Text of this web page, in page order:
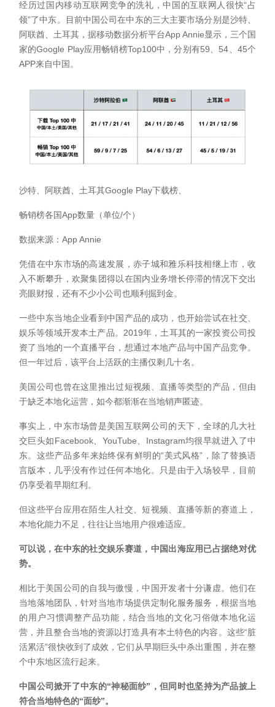
经历过国内移动互联网竞争的洗礼，中国的互联网人很快“占
领”了中东。目前中国公司在中东的三大主要市场分别是沙特、
阿联酋、土耳其，据移动数据分析平台App Annie显示，三个国
家的Google Play应用畅销榜Top100中，分别有59、54、45个
APP来自中国。
沙特、阿联酋、土耳其Google Play下载榜、
畅销榜各国App数量（单位/个）
数据来源：App Annie
凭借在中东市场的高速发展，赤子城和雅乐科技相继上市，收
入不断攀升，欢聚集团得以在国内业务增长停滞的情况下交出
亮眼财报，还有不少小公司也顺利掘到金。
一些中东当地企业看到中国产品的成功，也开始尝试在社交、
娱乐等领域开发本土产品。2019年，土耳其的一家投资公司投
资了当地的一个直播平台，想通过本地产品与中国产品竞争。
但一年过后，该平台上活跃的主播仅剩几十名。
美国公司也曾在这里推出过短视频、直播等类型的产品，但由
于缺乏本地化运营，如今都渐渐在当地销声匿迹。
事实上，中东市场曾是美国互联网公司的天下，全球的几大社
交巨头如Facebook、YouTube、Instagram均很早就进入了中
东。这些产品多年来始终保有鲜明的“美式风格”，除了替换语
言版本，几乎没有作过任何本地化。只是由于入场较早，目前
仍享受着早期红利。
但这些平台应用在陌生人社交、短视频、直播等新的赛道上，
本地化能力不足，往往让当地用户很难适应。
可以说，在中东的社交娱乐赛道，中国出海应用已占据绝对优
势。
相比于美国公司的自我与傲慢，中国开发者十分谦虚。他们在
当地落地团队，针对当地市场提供定制化服务服务，根据当地
的用户习惯调整产品功能，结合当地的文化习俗做本地化运
营，并且整合当地的资源以打造具有本土特色的内容。这些“脏
活累活”很快收到了成效，它们从早期巨头中杀出重围，并在整
个中东地区流行起来。
中国公司掀开了中东的“神秘面纱”，但同时也坚持为产品披上
符合当地特色的“面纱”。